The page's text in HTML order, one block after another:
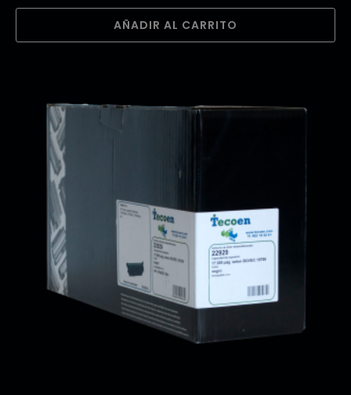
AÑADIR AL CARRITO